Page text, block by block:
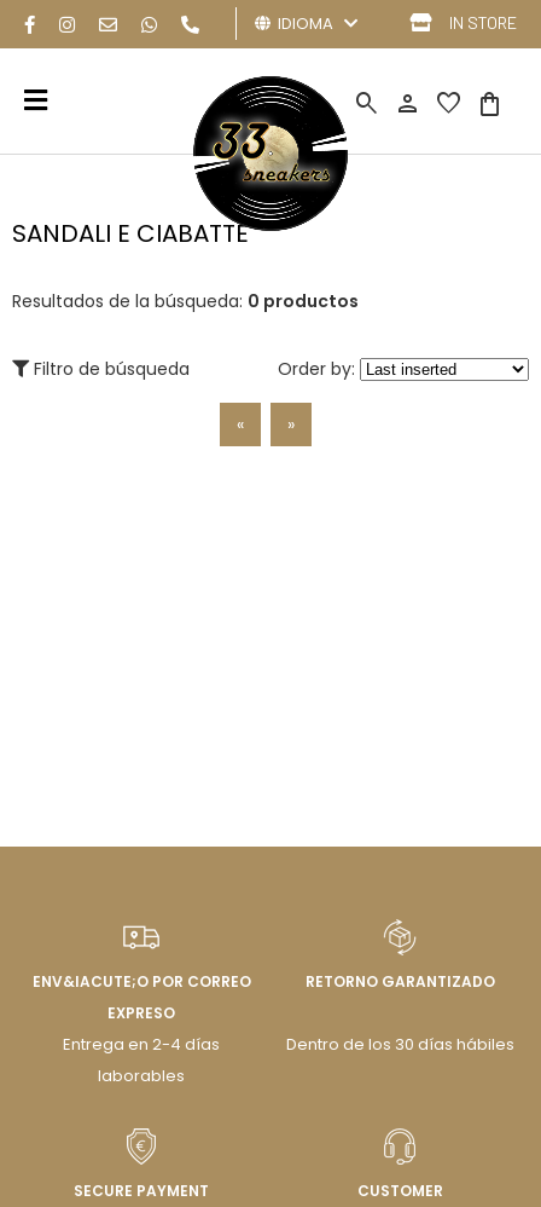
IDIOMA IN STORE
search person favorite shopping_bag
SANDALI E CIABATTE
Resultados de la búsqueda: 0 productos
Filtro de búsqueda Order by:
« »
ENV&IACUTE;O POR CORREO
EXPRESO
Entrega en 2-4 días
laborables
RETORNO GARANTIZADO
Dentro de los 30 días hábiles
SECURE PAYMENT CUSTOMER